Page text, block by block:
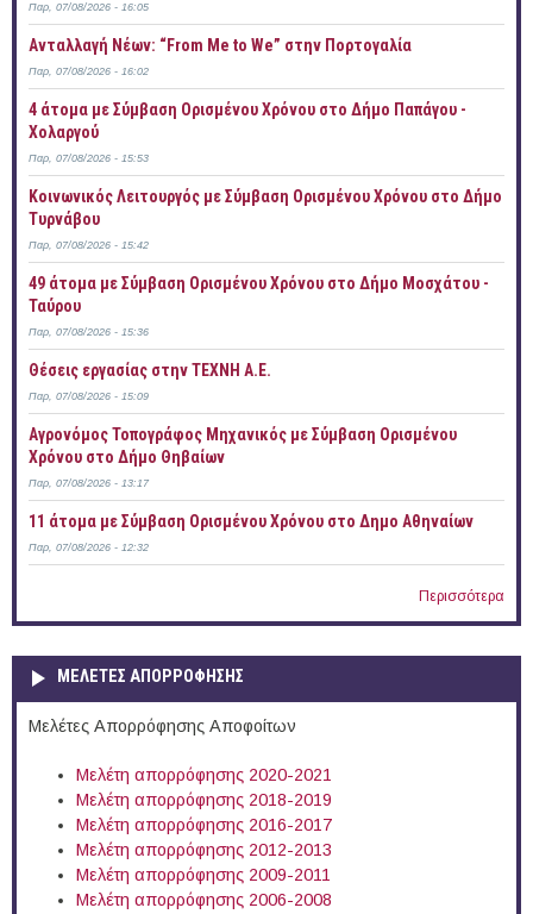
Παρ, 07/08/2026 - 16:05
Ανταλλαγή Νέων: “From Me to We” στην Πορτογαλία
Παρ, 07/08/2026 - 16:02
4 άτομα με Σύμβαση Ορισμένου Χρόνου στο Δήμο Παπάγου -
Χολαργού
Παρ, 07/08/2026 - 15:53
Κοινωνικός Λειτουργός με Σύμβαση Ορισμένου Χρόνου στο Δήμο
Τυρνάβου
Παρ, 07/08/2026 - 15:42
49 άτομα με Σύμβαση Ορισμένου Χρόνου στο Δήμο Μοσχάτου -
Ταύρου
Παρ, 07/08/2026 - 15:36
Θέσεις εργασίας στην ΤΕΧΝΗ Α.Ε.
Παρ, 07/08/2026 - 15:09
Αγρονόμος Τοπογράφος Μηχανικός με Σύμβαση Ορισμένου
Χρόνου στο Δήμο Θηβαίων
Παρ, 07/08/2026 - 13:17
11 άτομα με Σύμβαση Ορισμένου Χρόνου στο Δημο Αθηναίων
Παρ, 07/08/2026 - 12:32
Περισσότερα
ΜΕΛΕΤΕΣ ΑΠΟΡΡΟΦΗΣΗΣ
Μελέτες Απορρόφησης Αποφοίτων
Μελέτη απορρόφησης 2020-2021
Μελέτη απορρόφησης 2018-2019
Μελέτη απορρόφησης 2016-2017
Μελέτη απορρόφησης 2012-2013
Μελέτη απορρόφησης 2009-2011
Μελέτη απορρόφησης 2006-2008